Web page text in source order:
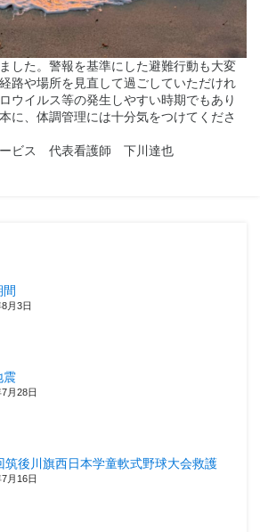
した。警報を基準にした避難行動も大変
路や場所を見直して過ごしていただけれ
ウイルス等の発生しやすい時期でもあり
に、体調管理には十分気をつけてくださ
ービス 代表看護師 下川達也
間
月3日
震
月28日
筑後川旗西日本学童軟式野球大会救護
月16日